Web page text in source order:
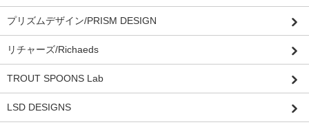
プリズムデザイン/PRISM DESIGN
リチャーズ/Richaeds
TROUT SPOONS Lab
LSD DESIGNS